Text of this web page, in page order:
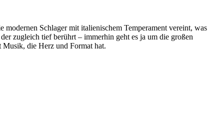
Schlager mit italienischem Temperament vereint, was
zugleich tief berührt – immerhin geht es ja um die großen
Musik, die Herz und Format hat.